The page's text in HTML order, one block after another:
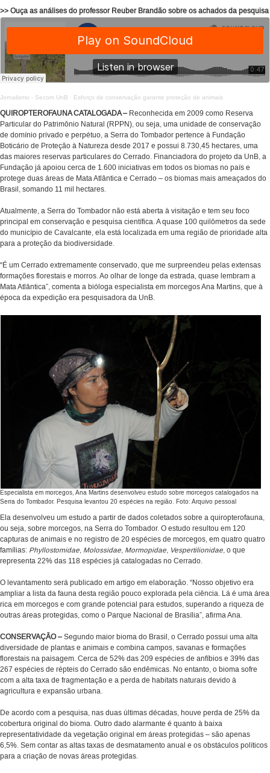
>> Ouça as análises do professor Reuber Brandão sobre os achados da pesquisa
Jornalismo - Secom UnB · Esforço de conservação garante proteção de animais
QUIROPTEROFAUNA CATALOGADA –Reconhecida em 2009 como Reserva
Particular do Patrimônio Natural (RPPN), ou seja, uma unidade de conservação
de domínio privado e perpétuo, a Serra do Tombador pertence à Fundação
Boticário de Proteção à Natureza desde 2017 e possui 8.730,45 hectares, uma
das maiores reservas particulares do Cerrado. Financiadora do projeto da UnB, a
Fundação já apoiou cerca de 1.600 iniciativas em todos os biomas no país e
protege duas áreas de Mata Atlântica e Cerrado – os biomas mais ameaçados do
Brasil, somando 11 mil hectares.
Atualmente, a Serra do Tombador não está aberta à visitação e tem seu foco
principal em conservação e pesquisa científica. A quase 100 quilômetros da sede
do município de Cavalcante, ela está localizada em uma região de prioridade alta
para a proteção da biodiversidade.
“É um Cerrado extremamente conservado, que me surpreendeu pelas extensas
formações florestais e morros. Ao olhar de longe da estrada, quase lembram a
Mata Atlântica”, comenta a bióloga especialista em morcegos Ana Martins, que à
época da expedição era pesquisadora da UnB.
Especialista em morcegos, Ana Martins desenvolveu estudo sobre morcegos catalogados na
Serra do Tombador. Pesquisa levantou 20 espécies na região. Foto: Arquivo pessoal
Ela desenvolveu um estudo a partir de dados coletados sobre a quiropterofauna,
ou seja, sobre morcegos, na Serra do Tombador. O estudo resultou em 120
capturas de animais e no registro de 20 espécies de morcegos, em quatro quatro
famílias: Phyllostomidae, Molossidae, Mormopidae, Vespertilionidae, o que
representa 22% das 118 espécies já catalogadas no Cerrado.
O levantamento será publicado em artigo em elaboração. “Nosso objetivo era
ampliar a lista da fauna desta região pouco explorada pela ciência. Lá é uma área
rica em morcegos e com grande potencial para estudos, superando a riqueza de
outras áreas protegidas, como o Parque Nacional de Brasília”, afirma Ana.
CONSERVAÇÃO –Segundo maior bioma do Brasil, o Cerrado possui uma alta
diversidade de plantas e animais e combina campos, savanas e formações
florestais na paisagem. Cerca de 52% das 209 espécies de anfíbios e 39% das
267 espécies de répteis do Cerrado são endêmicas. No entanto, o bioma sofre
com a alta taxa de fragmentação e a perda de habitats naturais devido à
agricultura e expansão urbana.
De acordo com a pesquisa, nas duas últimas décadas, houve perda de 25% da
cobertura original do bioma. Outro dado alarmante é quanto à baixa
representatividade da vegetação original em áreas protegidas – são apenas
6,5%. Sem contar as altas taxas de desmatamento anual e os obstáculos políticos
para a criação de novas áreas protegidas.